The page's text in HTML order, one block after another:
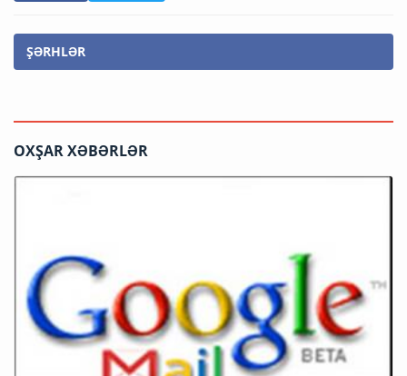
ŞƏRHLƏR
OXŞAR XƏBƏRLƏR